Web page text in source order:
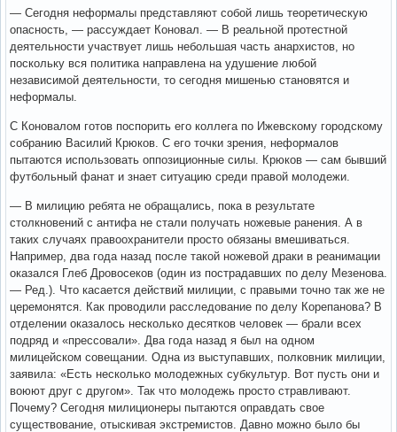
— Сегодня неформалы представляют собой лишь теоретическую
опасность, — рассуждает Коновал. — В реальной протестной
деятельности участвует лишь небольшая часть анархистов, но
поскольку вся политика направлена на удушение любой
независимой деятельности, то сегодня мишенью становятся и
неформалы.
С Коновалом готов поспорить его коллега по Ижевскому городскому
собранию Василий Крюков. С его точки зрения, неформалов
пытаются использовать оппозиционные силы. Крюков — сам бывший
футбольный фанат и знает ситуацию среди правой молодежи.
— В милицию ребята не обращались, пока в результате
столкновений с антифа не стали получать ножевые ранения. А в
таких случаях правоохранители просто обязаны вмешиваться.
Например, два года назад после такой ножевой драки в реанимации
оказался Глеб Дровосеков (один из пострадавших по делу Мезенова.
— Ред.). Что касается действий милиции, с правыми точно так же не
церемонятся. Как проводили расследование по делу Корепанова? В
отделении оказалось несколько десятков человек — брали всех
подряд и «прессовали». Два года назад я был на одном
милицейском совещании. Одна из выступавших, полковник милиции,
заявила: «Есть несколько молодежных субкультур. Вот пусть они и
воюют друг с другом». Так что молодежь просто стравливают.
Почему? Сегодня милиционеры пытаются оправдать свое
существование, отыскивая экстремистов. Давно можно было бы